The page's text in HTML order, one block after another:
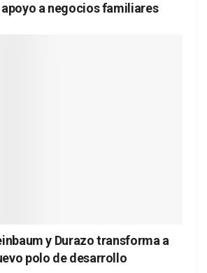
a negocios familiares
y Durazo transforma a
polo de desarrollo